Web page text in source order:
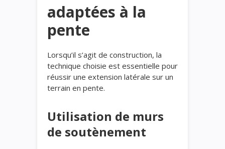
adaptées à la
pente
Lorsqu’il s’agit de construction, la
technique choisie est essentielle pour
réussir une extension latérale sur un
terrain en pente.
Utilisation de murs
de soutènement